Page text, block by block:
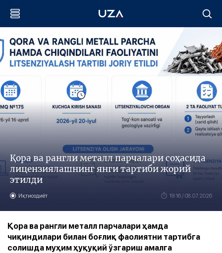
Қора ва рангли металл парчалари соҳасида
лицензиялашнинг янги тартиби жорий
этилди
Иқтисодиёт 19:16 / 08.07.2026
Қора ва рангли металл парчалари ҳамда
чиқиндилари билан боғлиқ фаолиятни тартибга
солишда муҳим ҳуқуқий ўзгариш амалга